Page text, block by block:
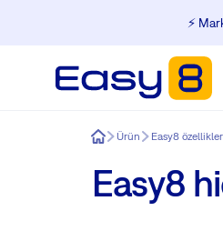
⚡️
Easy8Ürün Easy8
Easy8